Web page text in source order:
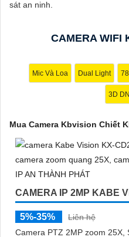
sát an ninh.
CAMERA WIFI
Mic Và Loa Dual Light
3D
Mua Camera Kbvision Chiết
CAMERA IP 2MP KABE
5%-35%
Liên hệ
Camera PTZ 2MP zoom